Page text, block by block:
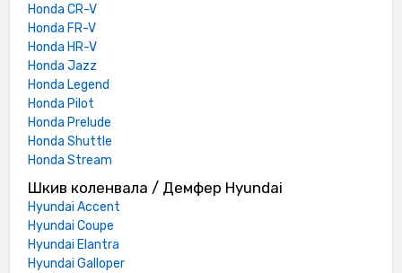
Honda CR-V
Honda FR-V
Honda HR-V
Honda Jazz
Honda Legend
Honda Pilot
Honda Prelude
Honda Shuttle
Honda Stream
Шкив коленвала / Демфер Hyundai
Hyundai Accent
Hyundai Coupe
Hyundai Elantra
Hyundai Galloper